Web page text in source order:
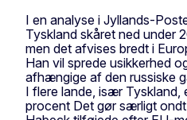
I en analyse i Jyllands-
Tyskland skåret ned under
men det afvises bredt i
Han vil sprede usikkerhed
afhængige af den russiske
I flere lande, især Tyskland,
procent Det gør særligt